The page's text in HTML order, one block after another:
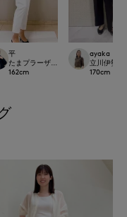
平
たまプラーザ東急I.T.'S.international
162cm
ayaka
立川伊勢
170cm